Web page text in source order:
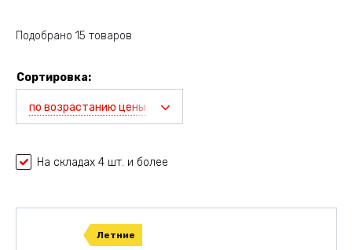
Подобрано 15 товаров
Сортировка:
по возрастанию цены
На складах 4 шт. и более
Летние